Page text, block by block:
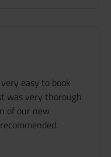
easy to book
was very thorough
of our new